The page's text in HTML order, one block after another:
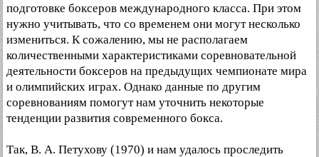
подготовке боксеров международного класса. При этом
нужно учитывать, что со временем они могут несколько
измениться. К сожалению, мы не располагаем
количественными характеристиками соревновательной
деятельности боксеров на предыдущих чемпионате мира
и олимпийских играх. Однако данные по другим
соревнованиям помогут нам уточнить некоторые
тенденции развития современного бокса.
Так, В. А. Петухову (1970) и нам удалось проследить